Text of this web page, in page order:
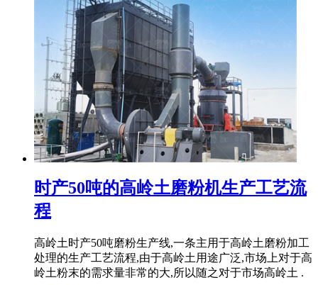
时产50吨的高岭土磨粉机生产工艺流
程
高岭土时产50吨磨粉生产线,一条主用于高岭土磨粉加工
处理的生产工艺流程,由于高岭土用途广泛,市场上对于高
岭土粉末的需求量非常的大,所以随之对于市场高岭土 .